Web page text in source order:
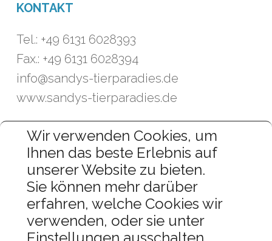
KONTAKT
Tel.: +49 6131 6028393
Fax.: +49 6131 6028394
info@sandys-tierparadies.de
www.sandys-tierparadies.de
ÖFFNUNGSZEITEN
Mo. – Fr.:
09:00 Uhr – 18:00 Uhr
Samstag:
09:00 Uhr – 13:00 Uhr
Wir verwenden Cookies, um
Ihnen das beste Erlebnis auf
unserer Website zu bieten.
Sie können mehr darüber
erfahren, welche Cookies wir
verwenden, oder sie unter